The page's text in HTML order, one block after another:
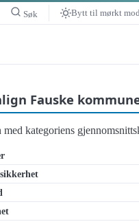
Søk Bytt til mørkt
Fauske
med kategoriens